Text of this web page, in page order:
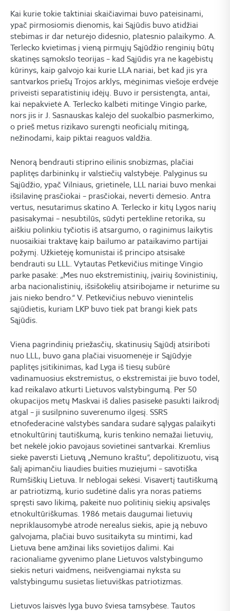
Kai kurie tokie taktiniai skaičiavimai buvo pateisinami,
ypač pirmosiomis dienomis, kai Sąjūdis buvo atidžiai
stebimas ir dar neturėjo didesnio, platesnio palaikymo. A.
Terlecko kvietimas į vieną pirmųjų Sąjūdžio renginių būtų
skatinęs sąmokslo teorijas – kad Sąjūdis yra ne kagėbistų
kūrinys, kaip galvojo kai kurie LLA nariai, bet kad jis yra
santvarkos priešų Trojos arklys, mėginimas viešoje erdvėje
priveisti separatistinių idėjų. Buvo ir persistengta, antai,
kai nepakvietė A. Terlecko kalbėti mitinge Vingio parke,
nors jis ir J. Sasnauskas kalėjo dėl suokalbio pasmerkimo,
o prieš metus rizikavo surengti neoficialų mitingą,
nežinodami, kaip piktai reaguos valdžia.
Nenorą bendrauti stiprino eilinis snobizmas, plačiai
paplitęs darbininkų ir valstiečių valstybėje. Palyginus su
Sąjūdžio, ypač Vilniaus, grietinėle, LLL nariai buvo menkai
išsilavinę prasčiokai – prasčiokai, neverti dėmesio. Antra
vertus, nesutarimus skatino A. Terlecko ir kitų Lygos narių
pasisakymai – nesubtilūs, sūdyti pertekline retorika, su
aiškiu polinkiu tyčiotis iš atsargumo, o raginimus laikytis
nuosaikiai traktavę kaip bailumo ar pataikavimo partijai
požymį. Užkietėję komunistai iš principo atsisakė
bendrauti su LLL. Vytautas Petkevičius mitinge Vingio
parke pasakė: „Mes nuo ekstremistinių, įvairių šovinistinių,
arba nacionalistinių, išsišokėlių atsiribojame ir neturime su
jais nieko bendro.“ V. Petkevičius nebuvo vienintelis
sąjūdietis, kuriam LKP buvo tiek pat brangi kiek pats
Sąjūdis.
Viena pagrindinių priežasčių, skatinusių Sąjūdį atsiriboti
nuo LLL, buvo gana plačiai visuomenėje ir Sąjūdyje
paplitęs įsitikinimas, kad Lyga iš tiesų subūrė
vadinamuosius ekstremistus, o ekstremistai jie buvo todėl,
kad reikalavo atkurti Lietuvos valstybingumą. Per 50
okupacijos metų Maskvai iš dalies pasisekė pasukti laikrodį
atgal – ji susilpnino suverenumo ilgesį. SSRS
etnofederacinė valstybės sandara sudarė sąlygas palaikyti
etnokultūrinį tautiškumą, kuris tenkino nemažai lietuvių,
bet nekėlė jokio pavojaus sovietinei santvarkai. Kremlius
siekė paversti Lietuvą „Nemuno kraštu“, depolitizuotu, visą
šalį apimančiu liaudies buities muziejumi – savotiška
Rumšiškių Lietuva. Ir neblogai sekėsi. Visavertį tautiškumą
ar patriotizmą, kurio sudėtinė dalis yra noras patiems
spręsti savo likimą, pakeitė nuo politinių siekių apsivalęs
etnokultūriškumas. 1986 metais daugumai lietuvių
nepriklausomybė atrodė nerealus siekis, apie ją nebuvo
galvojama, plačiai buvo susitaikyta su mintimi, kad
Lietuva bene amžinai liks sovietijos dalimi. Kai
racionaliame gyvenimo plane Lietuvos valstybingumo
siekis neturi vaidmens, neišvengiamai nyksta su
valstybingumu susietas lietuviškas patriotizmas.
Lietuvos laisvės lyga buvo šviesa tamsybėse. Tautos